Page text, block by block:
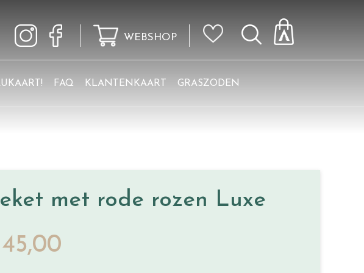
WEBSHOP
FAQ KLANTENKAART GRASZODEN
met rode rozen Luxe
45,00